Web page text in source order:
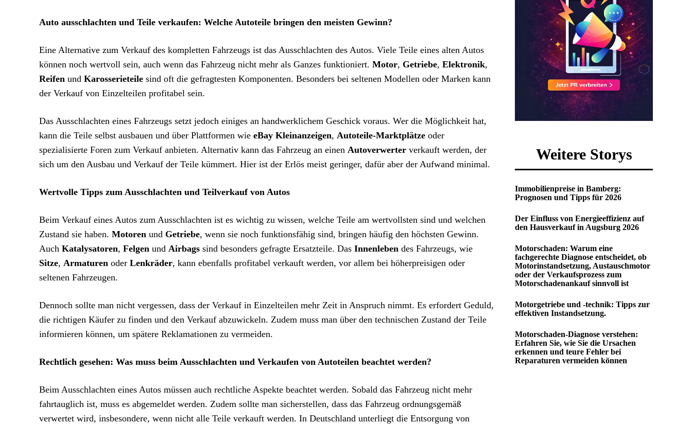
Auto ausschlachten und Teile verkaufen: Welche Autoteile bringen den meisten Gewinn?
Eine Alternative zum Verkauf des kompletten Fahrzeugs ist das Ausschlachten des Autos. Viele Teile eines alten Autos
können noch wertvoll sein, auch wenn das Fahrzeug nicht mehr als Ganzes funktioniert. Motor, Getriebe, Elektronik,
Reifen und Karosserieteile sind oft die gefragtesten Komponenten. Besonders bei seltenen Modellen oder Marken kann
der Verkauf von Einzelteilen profitabel sein.
Das Ausschlachten eines Fahrzeugs setzt jedoch einiges an handwerklichem Geschick voraus. Wer die Möglichkeit hat,
kann die Teile selbst ausbauen und über Plattformen wie eBay Kleinanzeigen, Autoteile-Marktplätze oder
spezialisierte Foren zum Verkauf anbieten. Alternativ kann das Fahrzeug an einen Autoverwerter verkauft werden, der
sich um den Ausbau und Verkauf der Teile kümmert. Hier ist der Erlös meist geringer, dafür aber der Aufwand minimal.
Wertvolle Tipps zum Ausschlachten und Teilverkauf von Autos
Beim Verkauf eines Autos zum Ausschlachten ist es wichtig zu wissen, welche Teile am wertvollsten sind und welchen
Zustand sie haben. Motoren und Getriebe, wenn sie noch funktionsfähig sind, bringen häufig den höchsten Gewinn.
Auch Katalysatoren, Felgen und Airbags sind besonders gefragte Ersatzteile. Das Innenleben des Fahrzeugs, wie
Sitze, Armaturen oder Lenkräder, kann ebenfalls profitabel verkauft werden, vor allem bei höherpreisigen oder
seltenen Fahrzeugen.
Dennoch sollte man nicht vergessen, dass der Verkauf in Einzelteilen mehr Zeit in Anspruch nimmt. Es erfordert Geduld,
die richtigen Käufer zu finden und den Verkauf abzuwickeln. Zudem muss man über den technischen Zustand der Teile
informieren können, um spätere Reklamationen zu vermeiden.
Rechtlich gesehen: Was muss beim Ausschlachten und Verkaufen von Autoteilen beachtet werden?
Beim Ausschlachten eines Autos müssen auch rechtliche Aspekte beachtet werden. Sobald das Fahrzeug nicht mehr
fahrtauglich ist, muss es abgemeldet werden. Zudem sollte man sicherstellen, dass das Fahrzeug ordnungsgemäß
verwertet wird, insbesondere, wenn nicht alle Teile verkauft werden. In Deutschland unterliegt die Entsorgung von
Weitere Storys
Immobilienpreise in Bamberg:
Prognosen und Tipps für 2026
Der Einfluss von Energieeffizienz auf
den Hausverkauf in Augsburg 2026
Motorschaden: Warum eine
fachgerechte Diagnose entscheidet, ob
Motorinstandsetzung, Austauschmotor
oder der Verkaufsprozess zum
Motorschadenankauf sinnvoll ist
Motorgetriebe und -technik: Tipps zur
effektiven Instandsetzung.
Motorschaden-Diagnose verstehen:
Erfahren Sie, wie Sie die Ursachen
erkennen und teure Fehler bei
Reparaturen vermeiden können